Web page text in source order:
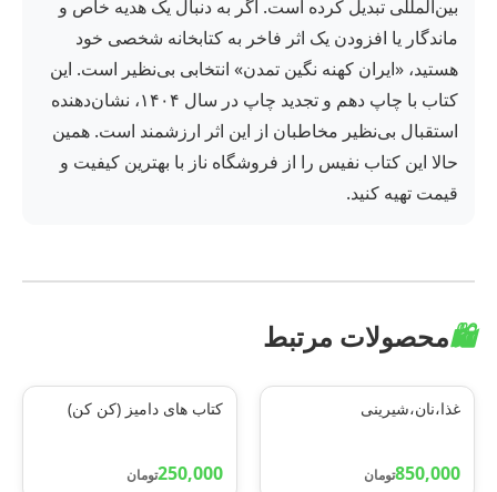
بین‌المللی تبدیل کرده است. اگر به دنبال یک هدیه خاص و
ماندگار یا افزودن یک اثر فاخر به کتابخانه شخصی خود
هستید، «ایران کهنه نگین تمدن» انتخابی بی‌نظیر است. این
کتاب با چاپ دهم و تجدید چاپ در سال ۱۴۰۴، نشان‌دهنده
استقبال بی‌نظیر مخاطبان از این اثر ارزشمند است. همین
حالا این کتاب نفیس را از فروشگاه ناز با بهترین کیفیت و
قیمت تهیه کنید.
🛍️محصولات مرتبط
غذا،نان،شیرینی
850,000تومان
کتاب های دامیز (کن کن)
250,000تومان